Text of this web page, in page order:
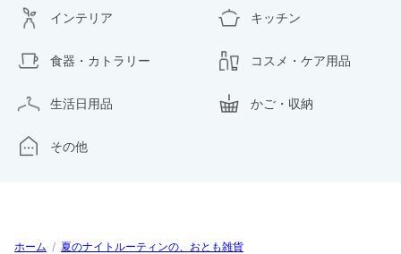
インテリア キッチン
食器・カトラリー コスメ・ケア用品
生活日用品 かご・収納
その他
ホーム / 夏のナイトルーティンの、おとも雑貨